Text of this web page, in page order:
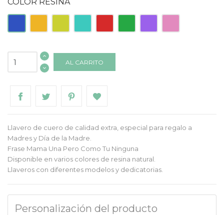
Naranja PistachoTurquesaRoja Verde Morado
AL CARRITO
Llavero de cuero de calidad extra, especial para regalo a
Madres y Día de la Madre.
Frase Mama Una Pero Como Tu Ninguna
Disponible en varios colores de resina natural.
Llaveros con diferentes modelos y dedicatorias.
Personalización del producto